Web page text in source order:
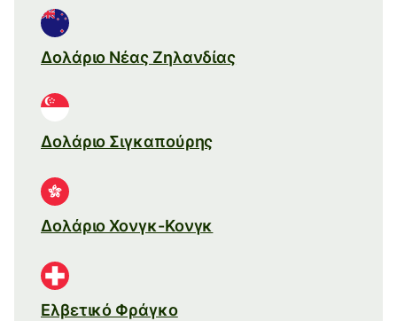
Δολάριο Νέας Ζηλανδίας
Δολάριο Σιγκαπούρης
Δολάριο Χονγκ-Κονγκ
Ελβετικό Φράγκο